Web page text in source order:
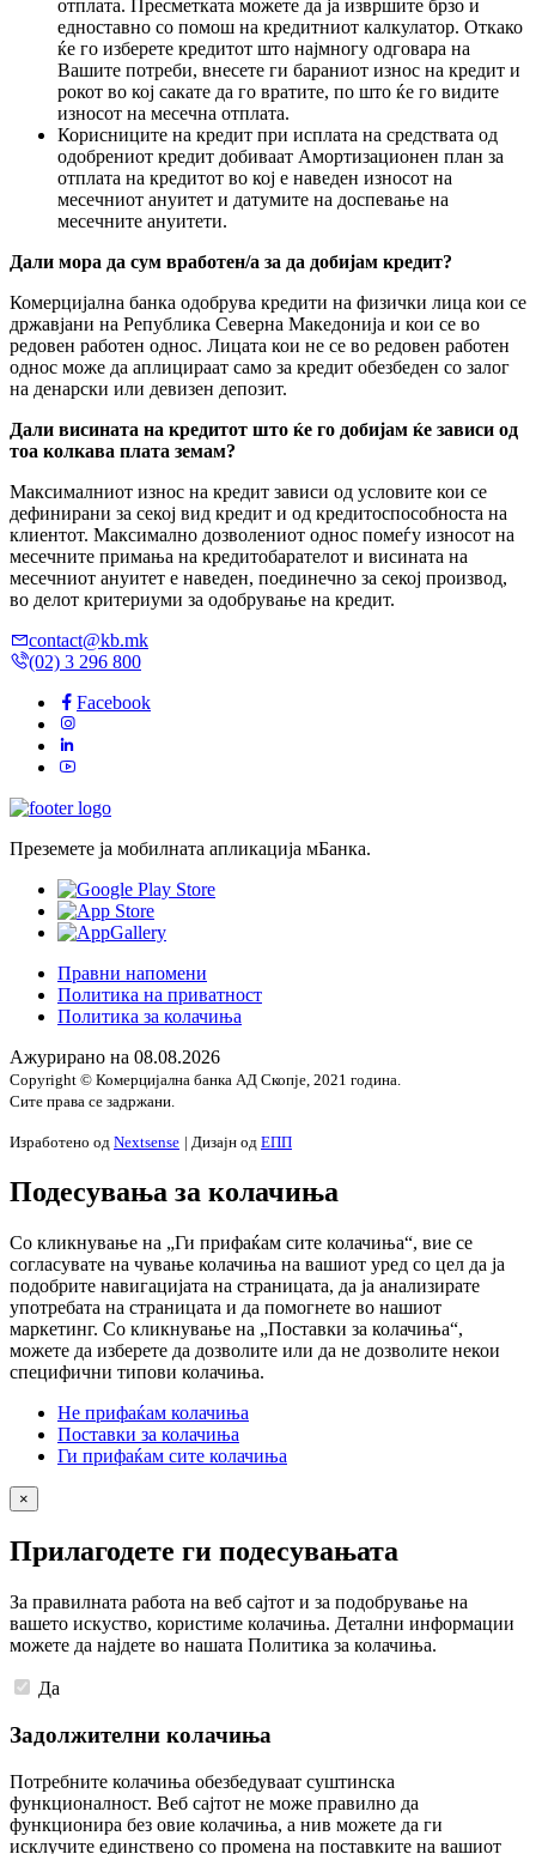
отплата. Пресметката можете да ја извршите брзо и
едноставно со помош на кредитниот калкулатор. Откако
ќе го изберете кредитот што најмногу одговара на
Вашите потреби, внесете ги бараниот износ на кредит и
рокот во кој сакате да го вратите, по што ќе го видите
износот на месечна отплата.
Корисниците на кредит при исплата на средствата од
одобрениот кредит добиваат Амортизационен план за
отплата на кредитот во кој е наведен износот на
месечниот ануитет и датумите на доспевање на
месечните ануитети.
Дали мора да сум вработен/а за да добијам кредит?
Комерцијална банка одобрува кредити на физички лица кои се
државјани на Република Северна Македонија и кои се во
редовен работен однос. Лицата кои не се во редовен работен
однос може да аплицираат само за кредит обезбеден со залог
на денарски или девизен депозит.
Дали висината на кредитот што ќе го добијам ќе зависи од
тоа колкава плата земам?
Максималниот износ на кредит зависи од условите кои се
дефинирани за секој вид кредит и од кредитоспособноста на
клиентот. Максимално дозволениот однос помеѓу износот на
месечните примања на кредитобарателот и висината на
месечниот ануитет е наведен, поединечно за секој производ,
во делот критериуми за одобрување на кредит.
contact@kb.mk
(02) 3 296 800
Facebook
Преземете ја мобилната апликација мБанка.
Правни напомени
Политика на приватност
Политика за колачиња
Ажурирано на 08.08.2026
Copyright © Комерцијална банка АД Скопје, 2021 година.
Сите права се задржани.
Изработено од Nextsense | Дизајн од ЕПП
Подесувања за колачиња
Со кликнување на „Ги прифаќам сите колачиња“, вие се
согласувате на чување колачиња на вашиот уред со цел да ја
подобрите навигацијата на страницата, да ја анализирате
употребата на страницата и да помогнете во нашиот
маркетинг. Со кликнување на „Поставки за колачиња“,
можете да изберете да дозволите или да не дозволите некои
специфични типови колачиња.
Не прифаќам колачиња
Поставки за колачиња
Ги прифаќам сите колачиња
×
Прилагодете ги подесувањата
За правилната работа на веб сајтот и за подобрување на
вашето искуство, користиме колачиња. Детални информации
можете да најдете во нашата Политика за колачиња.
Да
Задолжителни колачиња
Потребните колачиња обезбедуваат суштинска
функционалност. Веб сајтот не може правилно да
функционира без овие колачиња, а нив можете да ги
исклучите единствено со промена на поставките на вашиот